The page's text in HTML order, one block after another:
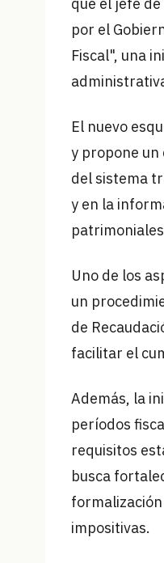
que el jefe
por el
Fiscal", una
El nuevo
y propone un
del sistema
y en la
Uno de los
un
de
facilitar el
Además, la
períodos
requisitos
busca
impositivas.